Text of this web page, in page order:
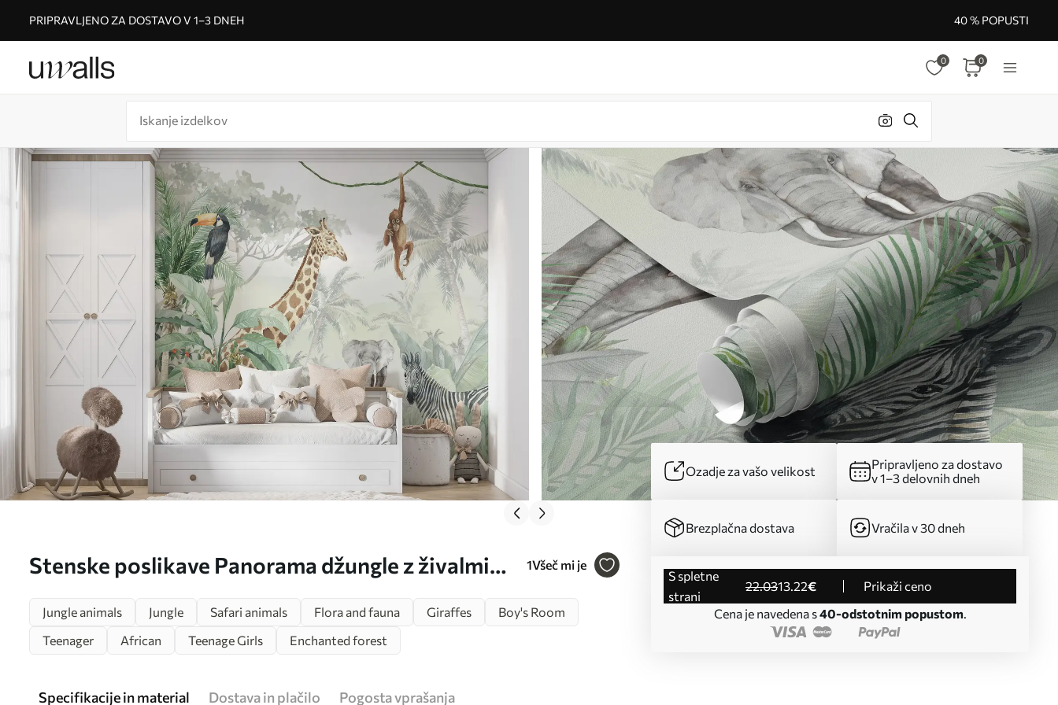
PRIPRAVLJENO ZA DOSTAVO V 1–3 DNEH 40 % POPUSTI
0 0
Stenske poslikave Panorama džungle z živalmi
1Všeč mi je
Ozadje za vašo velikost
Pripravljeno za dostavo
v 1–3 delovnih dneh
Brezplačna dostava Vračila v 30 dneh
s spletne
strani
22.0313.22€
Prikaži ceno
Cena je navedena s40-odstotnim popustom.
Jungle animals Jungle Safari animals Flora and fauna Giraffes
Boy's Room
Teenager
African Teenage Girls Enchanted forest
Specifikacije in material Dostava in plačilo Pogosta vprašanja